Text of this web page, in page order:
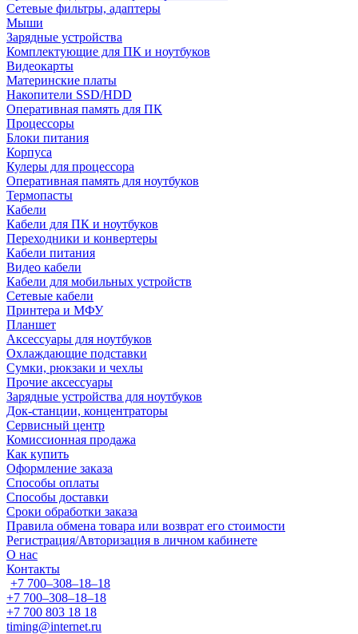
Сетевые фильтры, адаптеры
Мыши
Зарядные устройства
Комплектующие для ПК и ноутбуков
Видеокарты
Материнские платы
Накопители SSD/HDD
Оперативная память для ПК
Процессоры
Блоки питания
Корпуса
Кулеры для процессора
Оперативная память для ноутбуков
Термопасты
Кабели
Кабели для ПК и ноутбуков
Переходники и конвертеры
Кабели питания
Видео кабели
Кабели для мобильных устройств
Сетевые кабели
Принтера и МФУ
Планшет
Аксессуары для ноутбуков
Охлаждающие подставки
Сумки, рюкзаки и чехлы
Прочие аксессуары
Зарядные устройства для ноутбуков
Док-станции, концентраторы
Сервисный центр
Комиссионная продажа
Как купить
Оформление заказа
Способы оплаты
Способы доставки
Сроки обработки заказа
Правила обмена товара или возврат его стоимости
Регистрация/Авторизация в личном кабинете
О нас
Контакты
+7 700‒308‒18‒18
+7 700‒308‒18‒18
+7 700 803 18 18
timing@internet.ru